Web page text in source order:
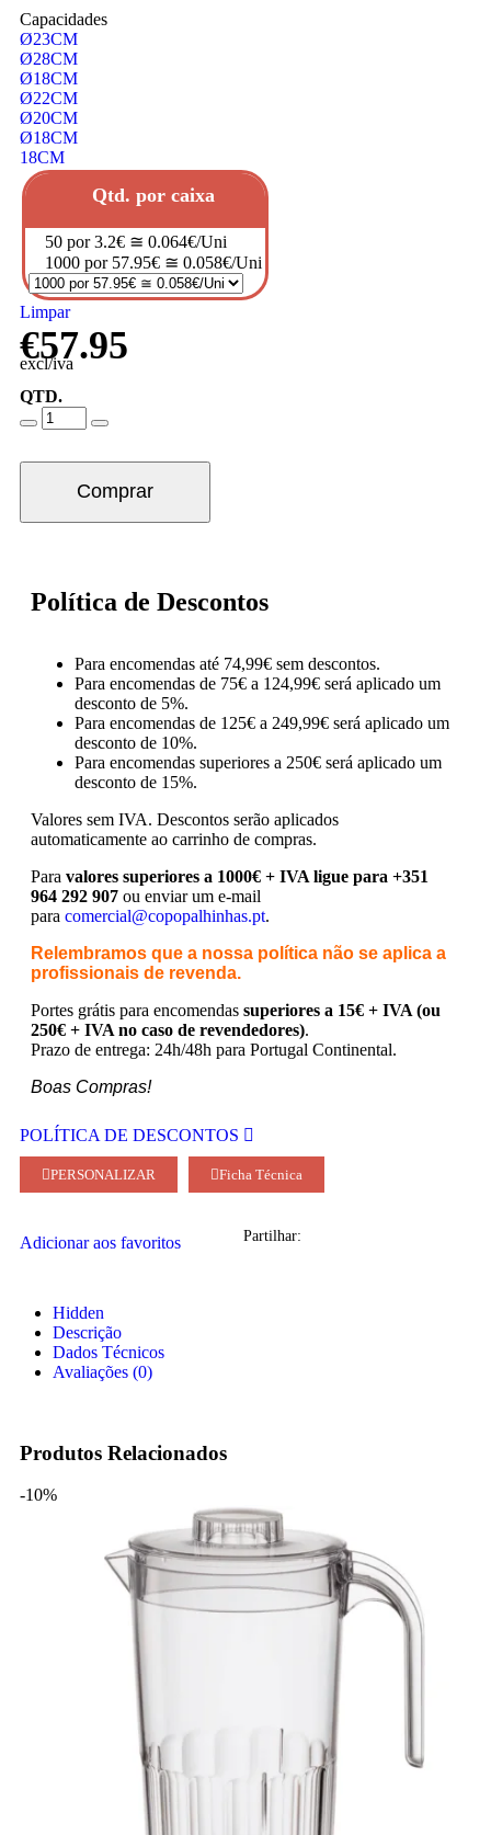
Capacidades
Ø23CM
Ø28CM
Ø18CM
Ø22CM
Ø20CM
Ø18CM
18CM
Qtd. por caixa
50 por 3.2€ ≅ 0.064€/Uni
1000 por 57.95€ ≅ 0.058€/Uni
Limpar
€57.95
excl/iva
QTD.
Comprar
Política de Descontos
Para encomendas até 74,99€ sem descontos.
Para encomendas de 75€ a 124,99€ será aplicado um
desconto de 5%.
Para encomendas de 125€ a 249,99€ será aplicado um
desconto de 10%.
Para encomendas superiores a 250€ será aplicado um
desconto de 15%.
Valores sem IVA. Descontos serão aplicados
automaticamente ao carrinho de compras.
Para valores superiores a 1000€ + IVA ligue para +351
964 292 907 ou enviar um e-mail
para comercial@copopalhinhas.pt.
Relembramos que a nossa política não se aplica a
profissionais de revenda.
Portes grátis para encomendas superiores a 15€ + IVA (ou
250€ + IVA no caso de revendedores).
Prazo de entrega: 24h/48h para Portugal Continental.
Boas Compras!
POLÍTICA DE DESCONTOS
PERSONALIZAR Ficha Técnica
Adicionar aos favoritos Partilhar:
Hidden
Descrição
Dados Técnicos
Avaliações (0)
Produtos Relacionados
-10%